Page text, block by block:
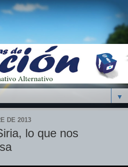
▼
DE 2013
lo que nos